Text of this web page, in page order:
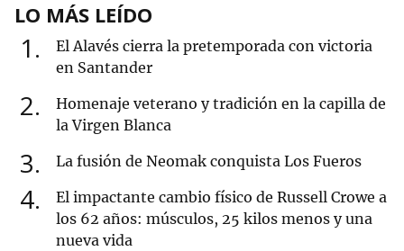
LO MÁS LEÍDO
1
El Alavés cierra la pretemporada con victoria
en Santander
2
Homenaje veterano y tradición en la capilla de
la Virgen Blanca
3 La fusión de Neomak conquista Los Fueros
4
El impactante cambio físico de Russell Crowe a
los 62 años: músculos, 25 kilos menos y una
nueva vida